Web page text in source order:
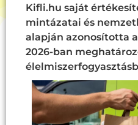
Kifli.hu saját
mintázatai és
alapján azonosította
2026-ban